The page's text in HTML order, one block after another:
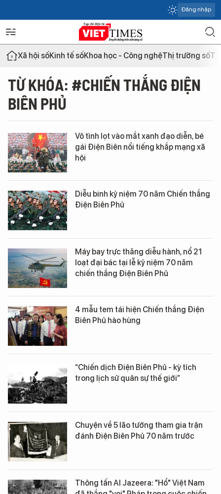
Đăng nhập
Xã hội sốKinh tế sốKhoa học - Công nghệThị trường số
TỪ KHÓA: #CHIẾN THẮNG ĐIỆN
BIÊN PHỦ
Vô tình lọt vào mắt xanh đạo diễn, bé
gái Điện Biên nổi tiếng khắp mạng xã
hội
Diễu binh kỷ niệm 70 năm Chiến thắng
Điện Biên Phủ
Máy bay trực thăng diễu hành, nổ 21
loạt đại bác tại lễ kỷ niệm 70 năm
chiến thắng Điện Biên Phủ
4 mẫu tem tái hiện Chiến thắng Điện
Biên Phủ hào hùng
“Chiến dịch Điện Biên Phủ - kỳ tích
trong lịch sử quân sự thế giới”
Chuyện về 5 lão tướng tham gia trận
đánh Điện Biên Phủ 70 năm trước
Thông tấn Al Jazeera: "Hổ" Việt Nam